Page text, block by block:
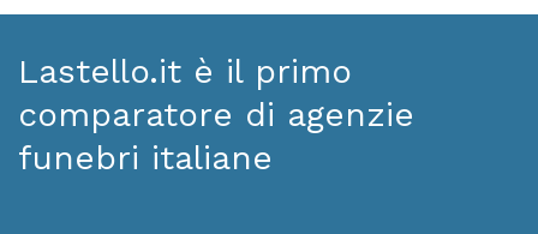
Lastello.it è il primo
comparatore di agenzie
funebri italiane